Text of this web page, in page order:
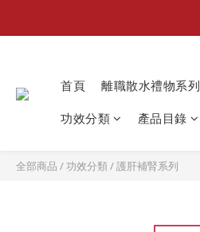
首頁 離職散水禮物系列
功效分類 產品目錄
全部商品 /功效分類/護肝補腎系列